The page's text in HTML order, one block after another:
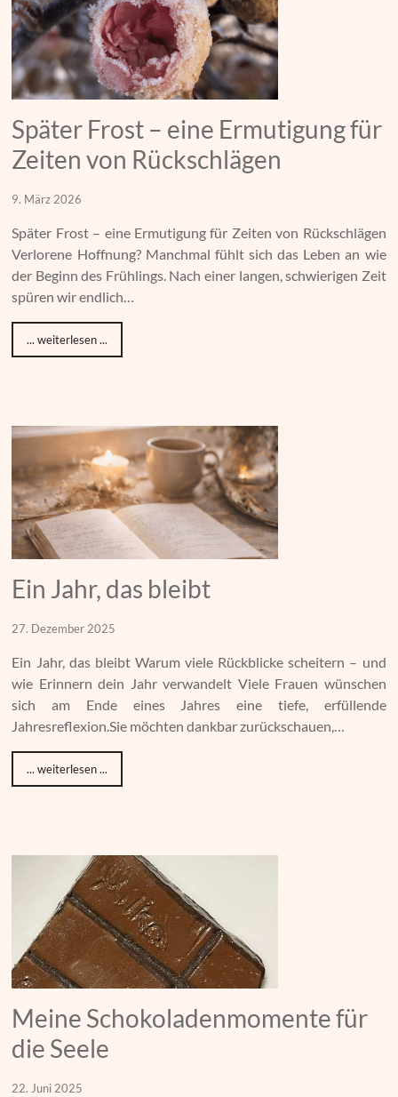
Später Frost – eine Ermutigung für
Zeiten von Rückschlägen
9. März 2026
Später Frost – eine Ermutigung für Zeiten von Rückschlägen
Verlorene Hoffnung? Manchmal fühlt sich das Leben an wie
der Beginn des Frühlings. Nach einer langen, schwierigen Zeit
spüren wir endlich…
... weiterlesen ...
Ein Jahr, das bleibt
27. Dezember 2025
Ein Jahr, das bleibt Warum viele Rückblicke scheitern – und
wie Erinnern dein Jahr verwandelt Viele Frauen wünschen
sich am Ende eines Jahres eine tiefe, erfüllende
Jahresreflexion.Sie möchten dankbar zurückschauen,…
... weiterlesen ...
Meine Schokoladenmomente für
die Seele
22. Juni 2025